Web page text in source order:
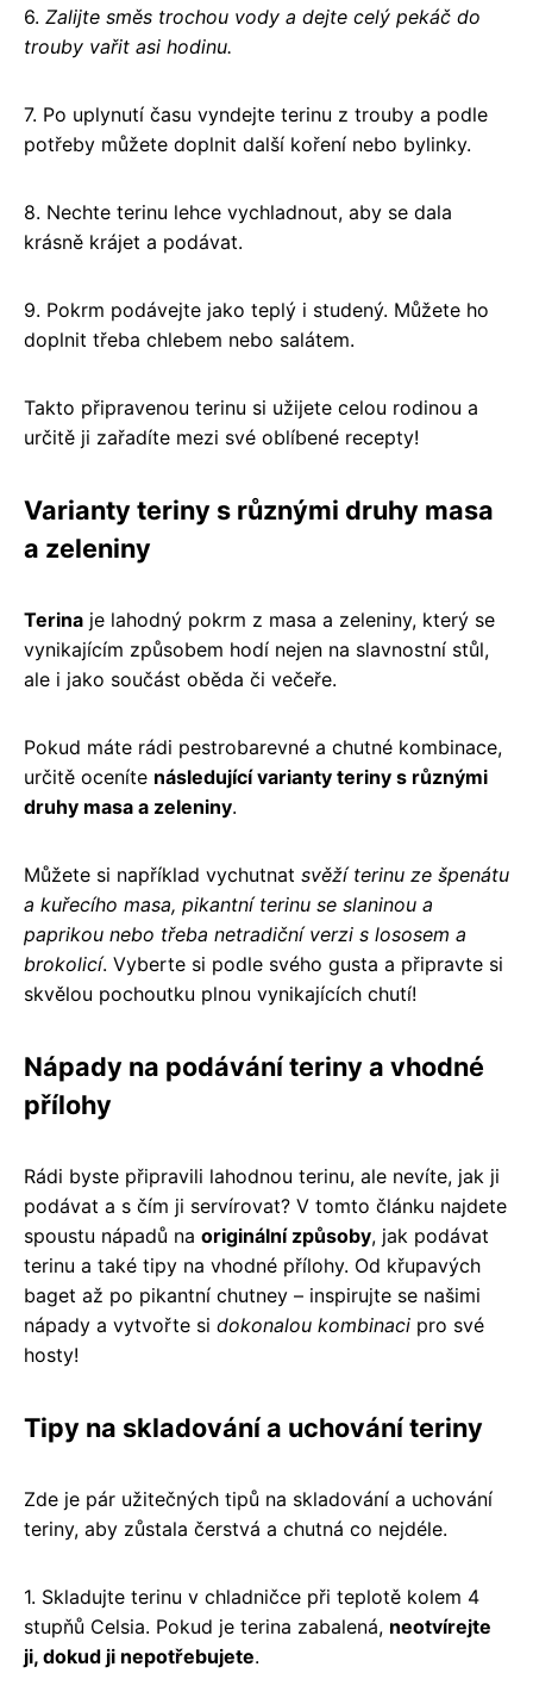
6. Zalijte směs trochou vody a dejte celý pekáč do
trouby vařit asi hodinu.
7. Po uplynutí času vyndejte terinu z trouby a podle
potřeby můžete doplnit další koření nebo bylinky.
8. Nechte terinu lehce vychladnout, aby se dala
krásně krájet a podávat.
9. Pokrm podávejte jako teplý i studený. Můžete ho
doplnit třeba chlebem nebo salátem.
Takto připravenou terinu si užijete celou rodinou a
určitě ji zařadíte mezi své oblíbené recepty!
Varianty teriny s různými druhy masa
a zeleniny
Terina je lahodný pokrm z masa a zeleniny, který se
vynikajícím způsobem hodí nejen na slavnostní stůl,
ale i jako součást oběda či večeře.
Pokud máte rádi pestrobarevné a chutné kombinace,
určitě oceníte následující varianty teriny s různými
druhy masa a zeleniny.
Můžete si například vychutnat svěží terinu ze špenátu
a kuřecího masa, pikantní terinu se slaninou a
paprikou nebo třeba netradiční verzi s lososem a
brokolicí. Vyberte si podle svého gusta a připravte si
skvělou pochoutku plnou vynikajících chutí!
Nápady na podávání teriny a vhodné
přílohy
Rádi byste připravili lahodnou terinu, ale nevíte, jak ji
podávat a s čím ji servírovat? V tomto článku najdete
spoustu nápadů na originální způsoby, jak podávat
terinu a také tipy na vhodné přílohy. Od křupavých
baget až po pikantní chutney – inspirujte se našimi
nápady a vytvořte si dokonalou kombinaci pro své
hosty!
Tipy na skladování a uchování teriny
Zde je pár užitečných tipů na skladování a uchování
teriny, aby zůstala čerstvá a chutná co nejdéle.
1. Skladujte terinu v chladničce při teplotě kolem 4
stupňů Celsia. Pokud je terina zabalená, neotvírejte
ji, dokud ji nepotřebujete.